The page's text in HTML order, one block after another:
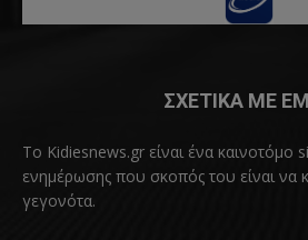
ΣΧΕΤΙΚΑ ΜΕ
Το Kidiesnews.gr είναι ένα καινοτόμο
ενημέρωσης που σκοπός του είναι να
γεγονότα.